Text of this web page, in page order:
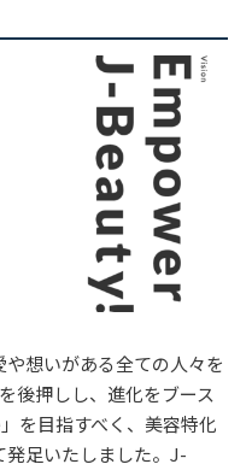
想いがある全ての人々を
後押しし、進化をブース
を目指すべく、美容特化
足いたしました。J-